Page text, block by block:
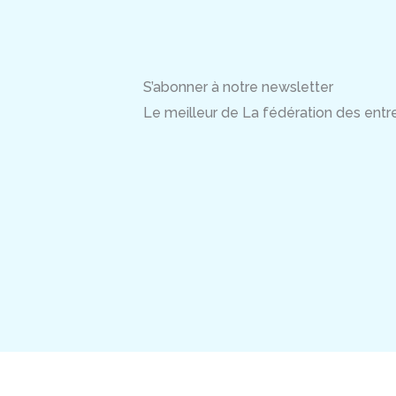
S’abonner à notre newsletter
Le meilleur de La fédération des